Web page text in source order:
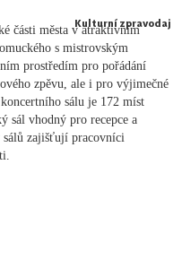
Kulturní zpravodaj
části města v atraktivním
s mistrovským
prostředím pro pořádání
zpěvu, ale i pro výjimečné
sálu je 172 míst
sál vhodný pro recepce a
sálů zajišťují pracovníci